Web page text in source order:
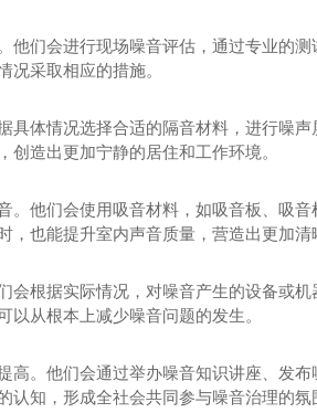
他们会进行现场噪音评估，通过专业的
采取相应的措施。
体情况选择合适的隔音材料，进行噪
造出更加宁静的居住和工作环境。
。他们会使用吸音材料，如吸音板、吸
也能提升室内声音质量，营造出更加清
根据实际情况，对噪音产生的设备或
从根本上减少噪音问题的发生。
。他们会通过举办噪音知识讲座、发
知，形成全社会共同参与噪音治理的氛